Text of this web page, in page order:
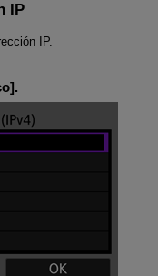
IP
IP.
].